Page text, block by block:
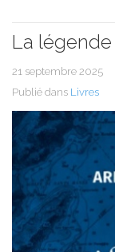
La
21 septembre 2025
Publié dans Livres